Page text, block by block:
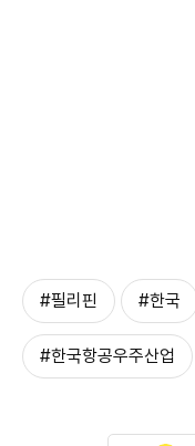
#필리핀 #한국
#한국항공우주산업